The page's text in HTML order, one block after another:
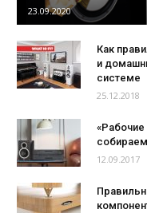
23.09.2020
Как
и
системе
25.12.2018
«Рабочие
12.09.2017